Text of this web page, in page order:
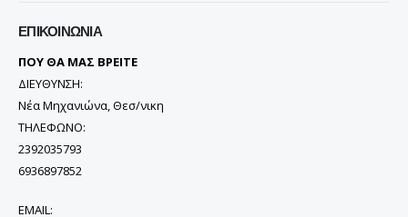
ΕΠΙΚΟΙΝΩΝΊΑ
ΠΟΥ ΘΑ ΜΑΣ ΒΡΕΙΤΕ
ΔΙΕΥΘΥΝΣΗ:
Νέα Μηχανιώνα, Θεσ/νικη
ΤΗΛΕΦΩΝΟ:
2392035793
6936897852
EMAIL: